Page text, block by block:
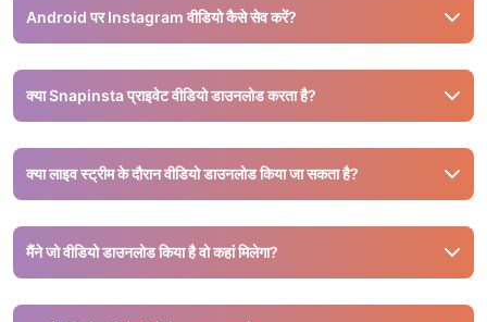
वीडियो गैलरी में सेव हो जाएगा।
Android पर Instagram वीडियो कैसे सेव करें?
Chrome में Snapinsta खोलें, लिंक पेस्ट करें और डाउनलोड करें। वीडियो
आपके डाउनलोड फ़ोल्डर में होगा।
क्या Snapinsta प्राइवेट वीडियो डाउनलोड करता है?
नहीं, Snapinsta सिर्फ पब्लिक Instagram पोस्ट से वीडियो डाउनलोड
करता है।
क्या लाइव स्ट्रीम के दौरान वीडियो डाउनलोड किया जा सकता है?
नहीं, आप केवल तब डाउनलोड कर सकते हैं जब लाइव वीडियो खत्म हो जाए और
पब्लिक हो।
मैंने जो वीडियो डाउनलोड किया है वो कहां मिलेगा?
आपका वीडियो आपके डिवाइस के 'डाउनलोड्स' फोल्डर में सेव होता है।